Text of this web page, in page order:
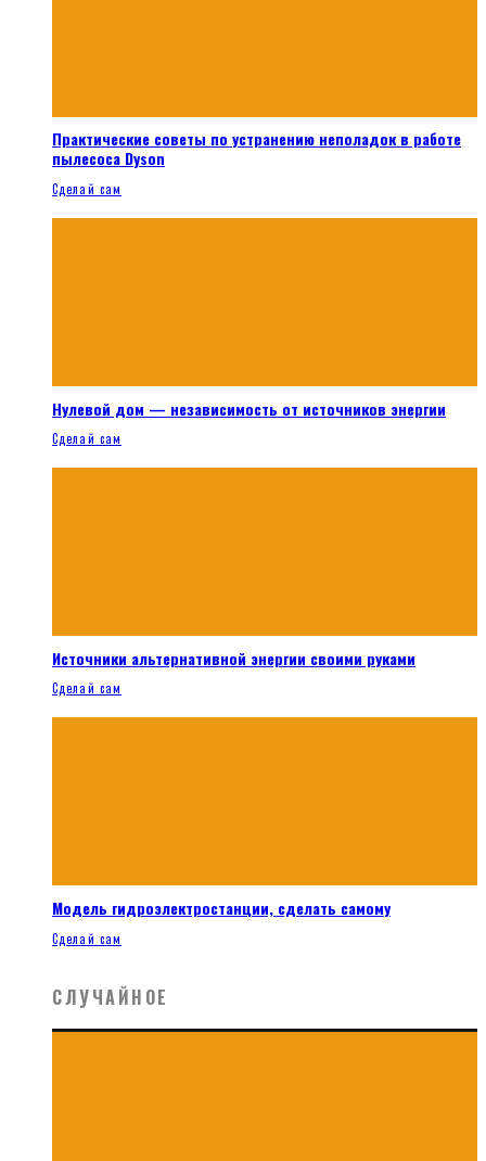
Практические советы по устранению неполадок в работе
пылесоса Dyson
Сделай сам
Нулевой дом — независимость от источников энергии
Сделай сам
Источники альтернативной энергии своими руками
Сделай сам
Модель гидроэлектростанции, сделать самому
Сделай сам
СЛУЧАЙНОЕ